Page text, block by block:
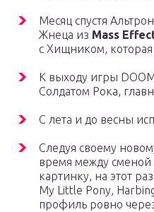
Месяц спустя
Жнеца из Mass
с Хищником,
К выходу игры
Солдатом Рока,
С лета и до весны
Следуя своему
время между
картинку, на этот
My Little Pony,
профиль ровно